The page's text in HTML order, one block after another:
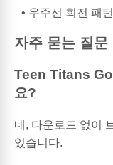
우주선 회전 패
자주 묻는 질문
Teen Titans
요?
네, 다운로드 없이
있습니다.